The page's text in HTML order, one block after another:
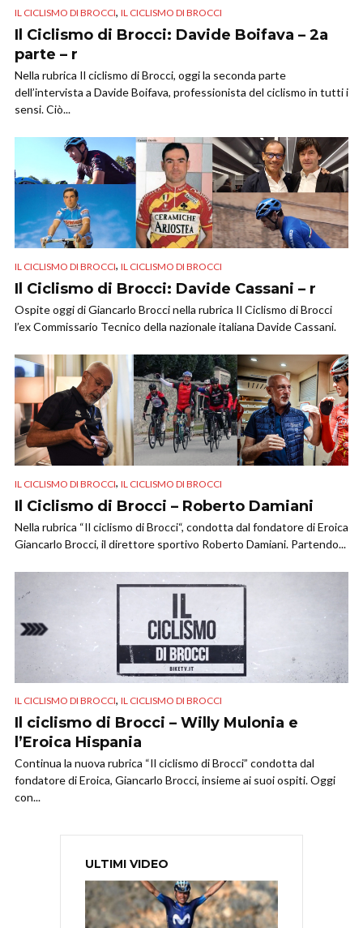
IL CICLISMO DI BROCCI, IL CICLISMO DI BROCCI
Il Ciclismo di Brocci: Davide Boifava – 2a
parte – r
Nella rubrica Il ciclismo di Brocci, oggi la seconda parte
dell’intervista a Davide Boifava, professionista del ciclismo in tutti i
sensi. Ciò...
IL CICLISMO DI BROCCI, IL CICLISMO DI BROCCI
Il Ciclismo di Brocci: Davide Cassani – r
Ospite oggi di Giancarlo Brocci nella rubrica Il Ciclismo di Brocci
l’ex Commissario Tecnico della nazionale italiana Davide Cassani.
IL CICLISMO DI BROCCI, IL CICLISMO DI BROCCI
Il Ciclismo di Brocci – Roberto Damiani
Nella rubrica “Il ciclismo di Brocci“, condotta dal fondatore di Eroica
Giancarlo Brocci, il direttore sportivo Roberto Damiani. Partendo...
IL CICLISMO DI BROCCI, IL CICLISMO DI BROCCI
Il ciclismo di Brocci – Willy Mulonia e
l’Eroica Hispania
Continua la nuova rubrica “Il ciclismo di Brocci” condotta dal
fondatore di Eroica, Giancarlo Brocci, insieme ai suoi ospiti. Oggi
con...
ULTIMI VIDEO